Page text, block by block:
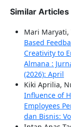
Similar Articles
Mari Maryati,
Based
Creativity to
Almana :
(2026): April
Kiki Aprilia,
Influence of
Employees
dan Bisnis: